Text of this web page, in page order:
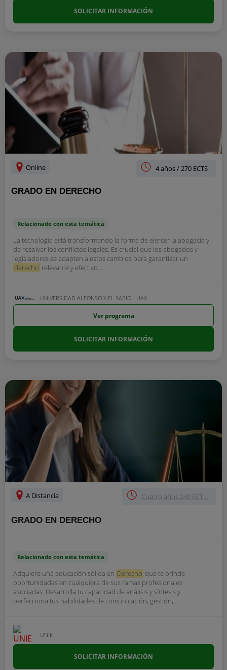
SOLICITAR INFORMACIÓN
Online 4 años / 270 ECTS
GRADO EN DERECHO
Relacionado con esta temática
La tecnología está transformando la forma de ejercer la abogacía y
de resolver los conflictos legales. Es crucial que los abogados y
legisladores se adapten a estos cambios para garantizar un
derecho relevante y efectivo...
UNIVERSIDAD ALFONSO X EL SABIO - UAX
Ver programa
SOLICITAR INFORMACIÓN
A Distancia Cuatro años 240 ECT...
GRADO EN DERECHO
Relacionado con esta temática
Adquiere una educación sólida en Derecho que te brinde
oportunidades en cualquiera de sus ramas profesionales
asociadas. Desarrolla tu capacidad de análisis y síntesis y
perfecciona tus habilidades de comunicación, gestión,...
UNIE
SOLICITAR INFORMACIÓN